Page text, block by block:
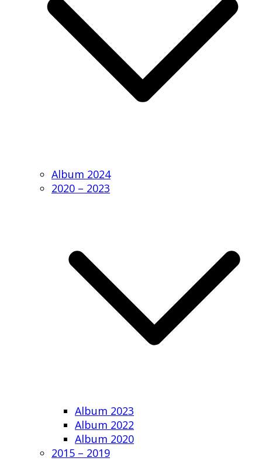
Album 2024
2020 – 2023
Album 2023
Album 2022
Album 2020
2015 – 2019